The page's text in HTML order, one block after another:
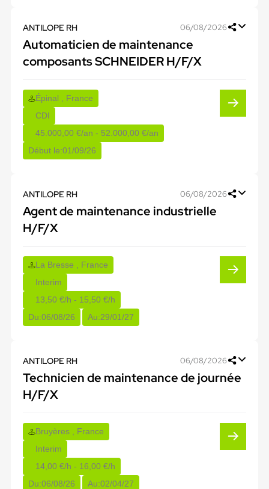
ANTILOPE RH 06/08/2026
Automaticien de maintenance
composants SCHNEIDER H/F/X
Épinal , France
CDI
45.000,00 €/an - 52.000,00 €/an
Début le:01/09/26
ANTILOPE RH 06/08/2026
Agent de maintenance industrielle
H/F/X
La Bresse , France
Interim
13,50 €/h - 15,50 €/h
Du:06/08/26 Au:29/01/27
ANTILOPE RH 06/08/2026
Technicien de maintenance de journée
H/F/X
Bruyères , France
Interim
14,00 €/h - 16,00 €/h
Du:06/08/26 Au:02/04/27